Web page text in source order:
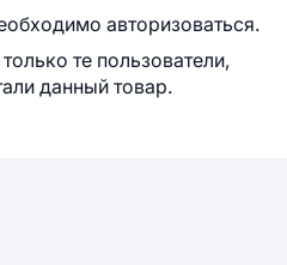
авторизоваться.
те пользователи,
данный товар.